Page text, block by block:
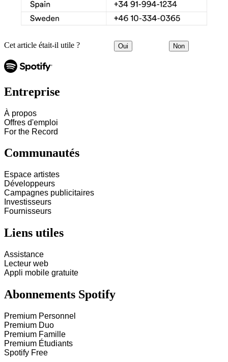
Cet article était-il utile ? Oui Non
Entreprise
À propos
Offres d'emploi
For the Record
Communautés
Espace artistes
Développeurs
Campagnes publicitaires
Investisseurs
Fournisseurs
Liens utiles
Assistance
Lecteur web
Appli mobile gratuite
Abonnements Spotify
Premium Personnel
Premium Duo
Premium Famille
Premium Étudiants
Spotify Free